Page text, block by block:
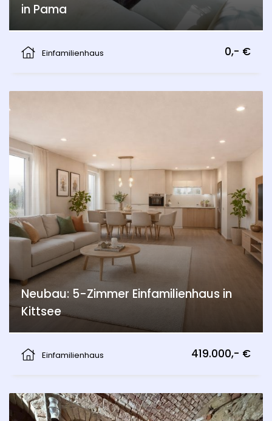
in Pama
Einfamilienhaus
0,- €
Neubau: 5-Zimmer Einfamilienhaus in
Kittsee
Einfamilienhaus
419.000,- €